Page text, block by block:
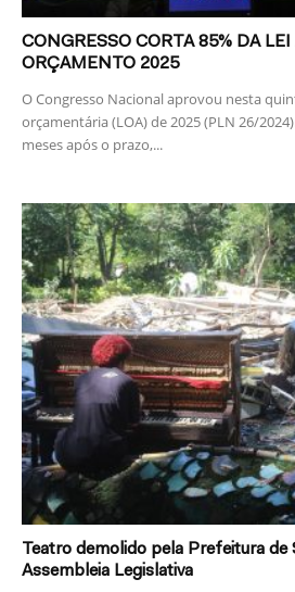
CONGRESSO CORTA 85% DA
ORÇAMENTO 2025
O Congresso Nacional aprovou nesta
orçamentária (LOA) de 2025 (PLN 26/
meses após o prazo,...
Teatro demolido pela Prefeitura de
Assembleia Legislativa